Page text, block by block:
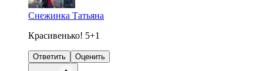
Снежинка Татьяна
Красивенько! 5+1
Ответить Оценить